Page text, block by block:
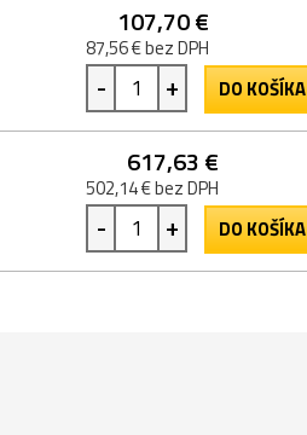
107,70 €
87,56 € bez DPH
- + DO KOŠÍKA
617,63 €
502,14 € bez DPH
- + DO KOŠÍKA